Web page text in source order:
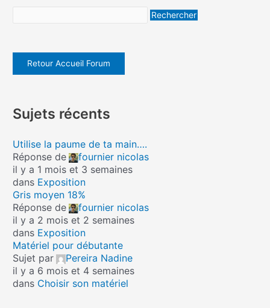
Retour Accueil Forum
Sujets récents
Utilise la paume de ta main….
Réponse de
fournier nicolas
il y a 1 mois et 3 semaines
dans Exposition
Gris moyen 18%
Réponse de
fournier nicolas
il y a 2 mois et 2 semaines
dans Exposition
Matériel pour débutante
Sujet par
Pereira Nadine
il y a 6 mois et 4 semaines
dans Choisir son matériel